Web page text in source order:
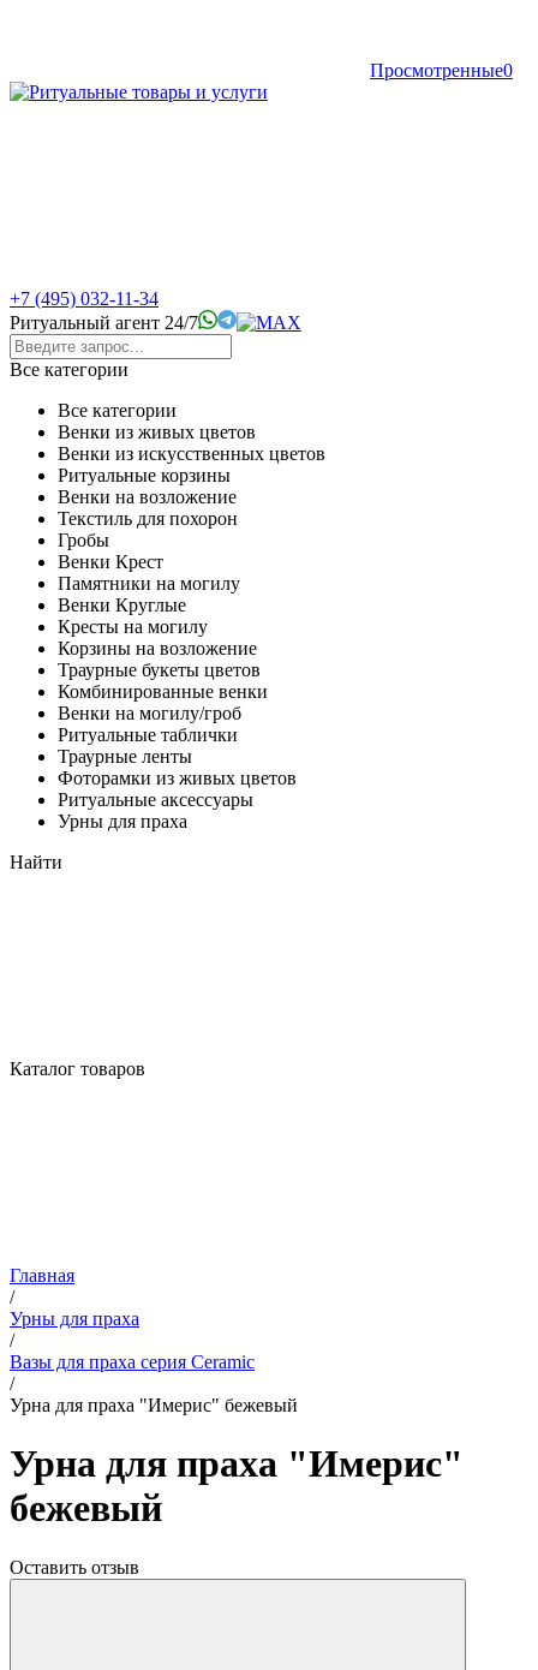
Просмотренные0
+7 (495) 032-11-34
Ритуальный агент 24/7
Все категории
Все категории
Венки из живых цветов
Венки из искусственных цветов
Ритуальные корзины
Венки на возложение
Текстиль для похорон
Гробы
Венки Крест
Памятники на могилу
Венки Круглые
Кресты на могилу
Корзины на возложение
Траурные букеты цветов
Комбинированные венки
Венки на могилу/гроб
Ритуальные таблички
Траурные ленты
Фоторамки из живых цветов
Ритуальные аксессуары
Урны для праха
Найти
Каталог товаров
Главная
/
Урны для праха
/
Вазы для праха серия Ceramic
/
Урна для праха "Имерис" бежевый
Урна для праха "Имерис"
бежевый
Оставить отзыв